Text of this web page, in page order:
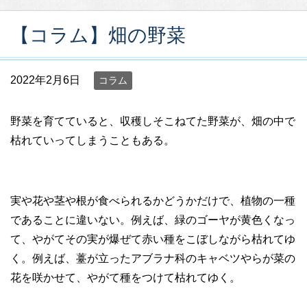
【コラム】畑の野菜
2022年2月6日 コラム
野菜を育てていると、収穫しそこねてた野菜が、畑の中で
枯れていってしまうこともある。
実や花や茎や根が食べられるかどうかだけで、植物の一種
であることに違いない。例えば、緑のゴーヤが黄色くなっ
て、やがてその実が爆ぜて赤い種をこぼしながら枯れてゆ
く。例えば、薹が立ったアブラナ科のキャベツやらが菜の
花を咲かせて、やがて種をつけて枯れてゆく。